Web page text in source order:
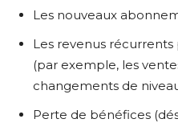
Les nouveaux
Les revenus récurrents
(par exemple, les
changements de
Perte de bénéfices